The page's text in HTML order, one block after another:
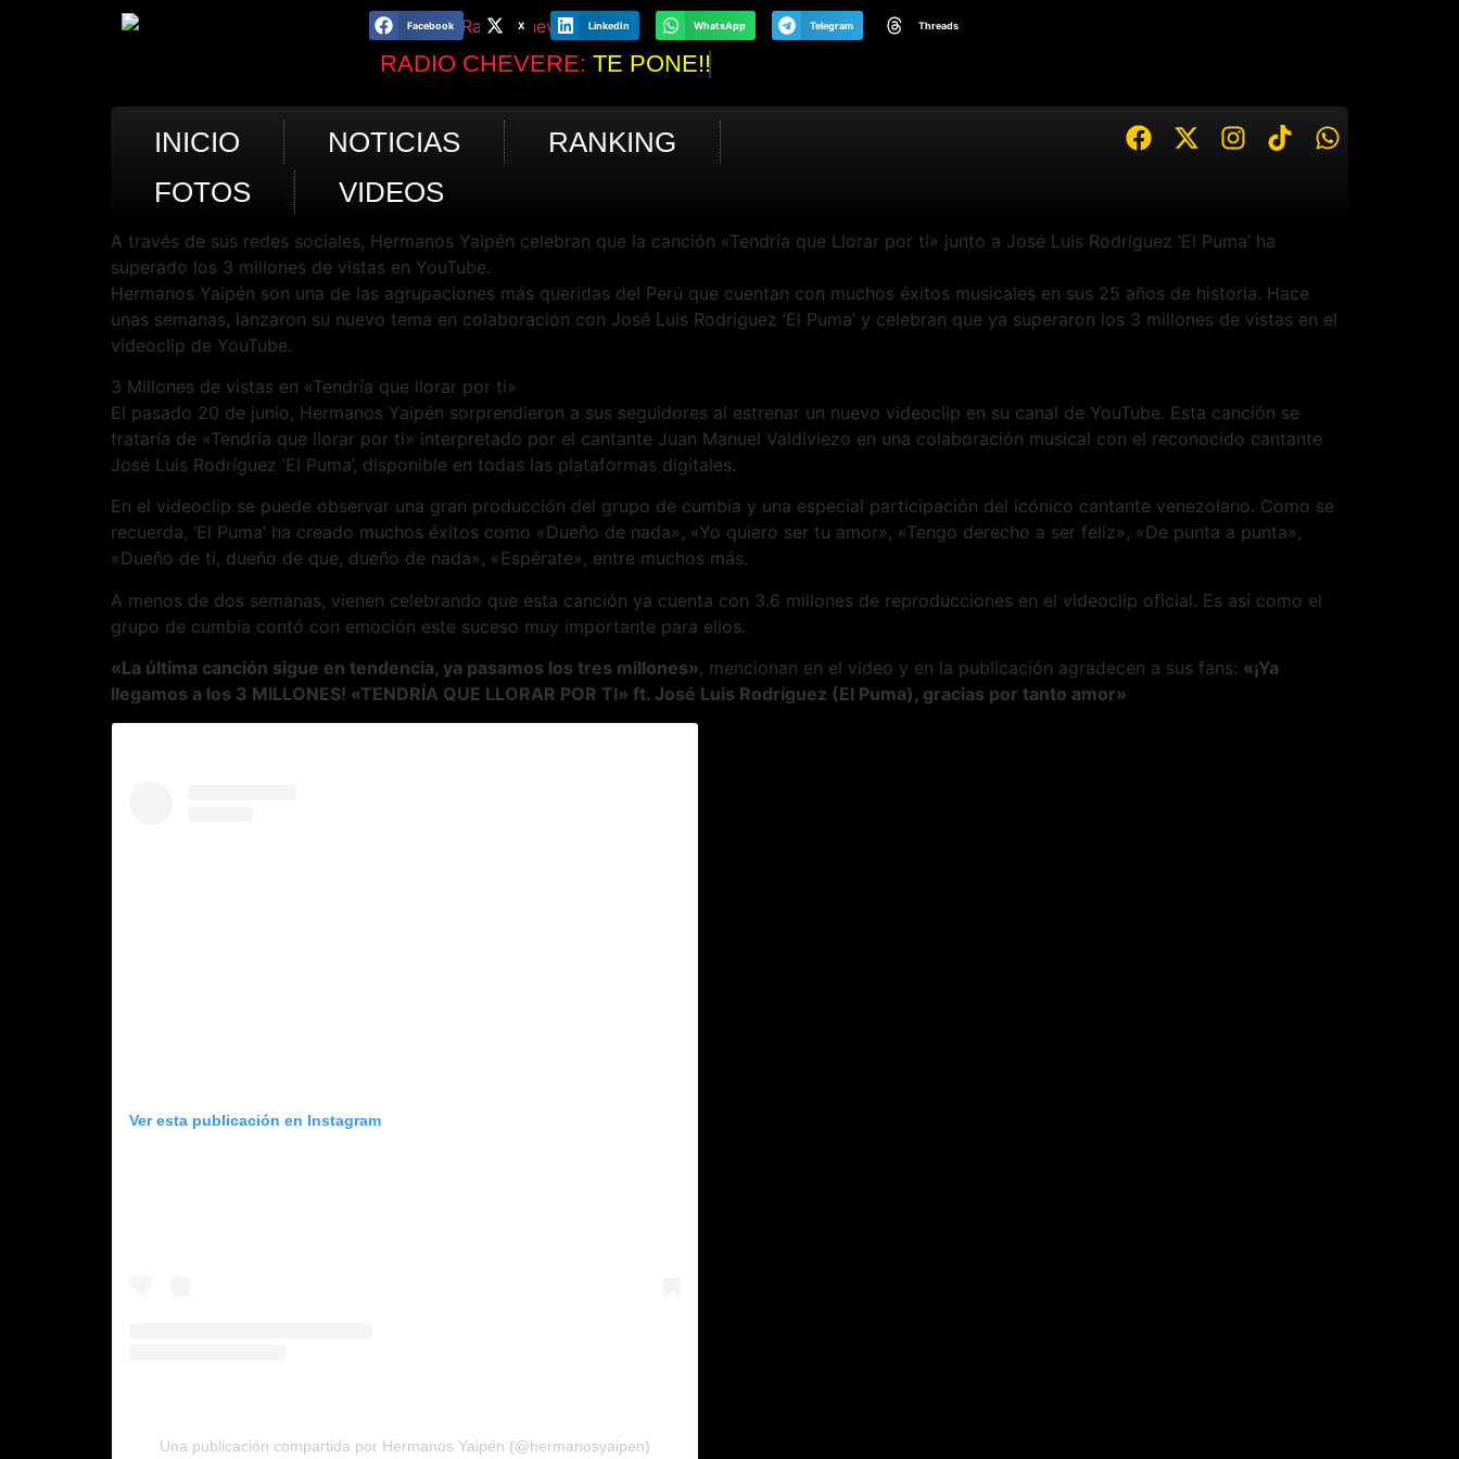
Facebook X LinkedIn WhatsApp Telegram Threads
RADIO CHEVERE: TE PONE!!
INICIO NOTICIAS
RANKING
FOTOS
VIDEOS
A través de sus redes sociales, Hermanos Yaipén celebran que la canción «Tendría que Llorar por ti» junto a José Luis Rodríguez ‘El Puma’ ha
superado los 3 millones de vistas en YouTube.
Hermanos Yaipén son una de las agrupaciones más queridas del Perú que cuentan con muchos éxitos musicales en sus 25 años de historia. Hace
unas semanas, lanzaron su nuevo tema en colaboración con José Luis Rodríguez ‘El Puma’ y celebran que ya superaron los 3 millones de vistas en el
videoclip de YouTube.
3 Millones de vistas en «Tendría que llorar por ti»
El pasado 20 de junio, Hermanos Yaipén sorprendieron a sus seguidores al estrenar un nuevo videoclip en su canal de YouTube. Esta canción se
trataría de «Tendría que llorar por ti» interpretado por el cantante Juan Manuel Valdiviezo en una colaboración musical con el reconocido cantante
José Luis Rodríguez ‘El Puma’, disponible en todas las plataformas digitales.
En el videoclip se puede observar una gran producción del grupo de cumbia y una especial participación del icónico cantante venezolano. Como se
recuerda, ‘El Puma’ ha creado muchos éxitos como «Dueño de nada», «Yo quiero ser tu amor», «Tengo derecho a ser feliz», «De punta a punta»,
«Dueño de ti, dueño de que, dueño de nada», «Espérate», entre muchos más.
A menos de dos semanas, vienen celebrando que esta canción ya cuenta con 3.6 millones de reproducciones en el videoclip oficial. Es así como el
grupo de cumbia contó con emoción este suceso muy importante para ellos.
«La última canción sigue en tendencia, ya pasamos los tres millones», mencionan en el video y en la publicación agradecen a sus fans: «¡Ya
llegamos a los 3 MILLONES! «TENDRÍA QUE LLORAR POR TI» ft. José Luis Rodríguez (El Puma), gracias por tanto amor»
Ver esta publicación en Instagram
Una publicación compartida por Hermanos Yaipén (@hermanosyaipen)